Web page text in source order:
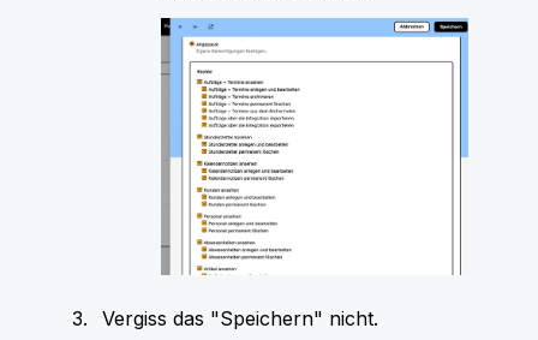
Vergiss das "Speichern" nicht.